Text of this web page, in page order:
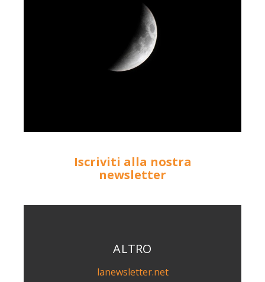
Iscriviti alla nostra
newsletter
ALTRO
lanewsletter.net